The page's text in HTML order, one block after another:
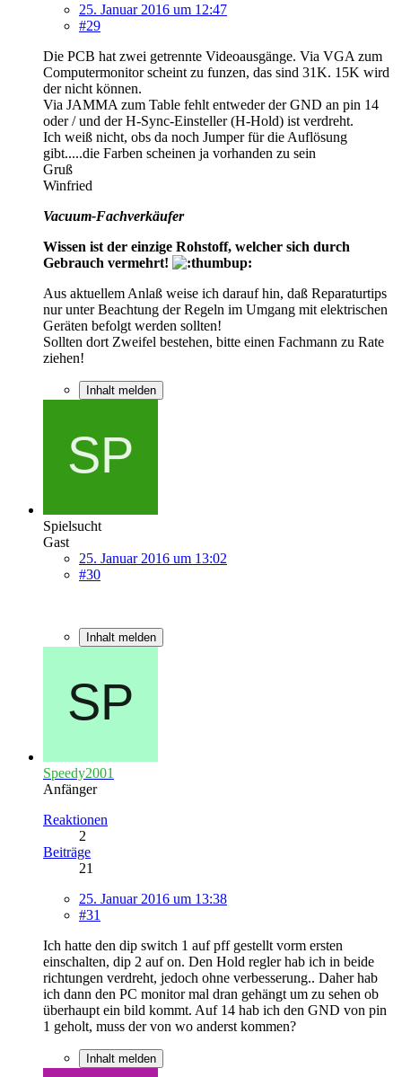
25. Januar 2016 um 12:47
#29
Die PCB hat zwei getrennte Videoausgänge. Via VGA zum
Computermonitor scheint zu funzen, das sind 31K. 15K wird
der nicht können.
Via JAMMA zum Table fehlt entweder der GND an pin 14
oder / und der H-Sync-Einsteller (H-Hold) ist verdreht.
Ich weiß nicht, obs da noch Jumper für die Auflösung
gibt.....die Farben scheinen ja vorhanden zu sein
Gruß
Winfried
Vacuum-Fachverkäufer
Wissen ist der einzige Rohstoff, welcher sich durch
Gebrauch vermehrt!
Aus aktuellem Anlaß weise ich darauf hin, daß Reparaturtips
nur unter Beachtung der Regeln im Umgang mit elektrischen
Geräten befolgt werden sollten!
Sollten dort Zweifel bestehen, bitte einen Fachmann zu Rate
ziehen!
Inhalt melden
Spielsucht
Gast
25. Januar 2016 um 13:02
#30
Inhalt melden
Speedy2001
Anfänger
Reaktionen
2
Beiträge
21
25. Januar 2016 um 13:38
#31
Ich hatte den dip switch 1 auf pff gestellt vorm ersten
einschalten, dip 2 auf on. Den Hold regler hab ich in beide
richtungen verdreht, jedoch ohne verbesserung.. Daher hab
ich dann den PC monitor mal dran gehängt um zu sehen ob
überhaupt ein bild kommt. Auf 14 hab ich den GND von pin
1 geholt, muss der von wo anderst kommen?
Inhalt melden